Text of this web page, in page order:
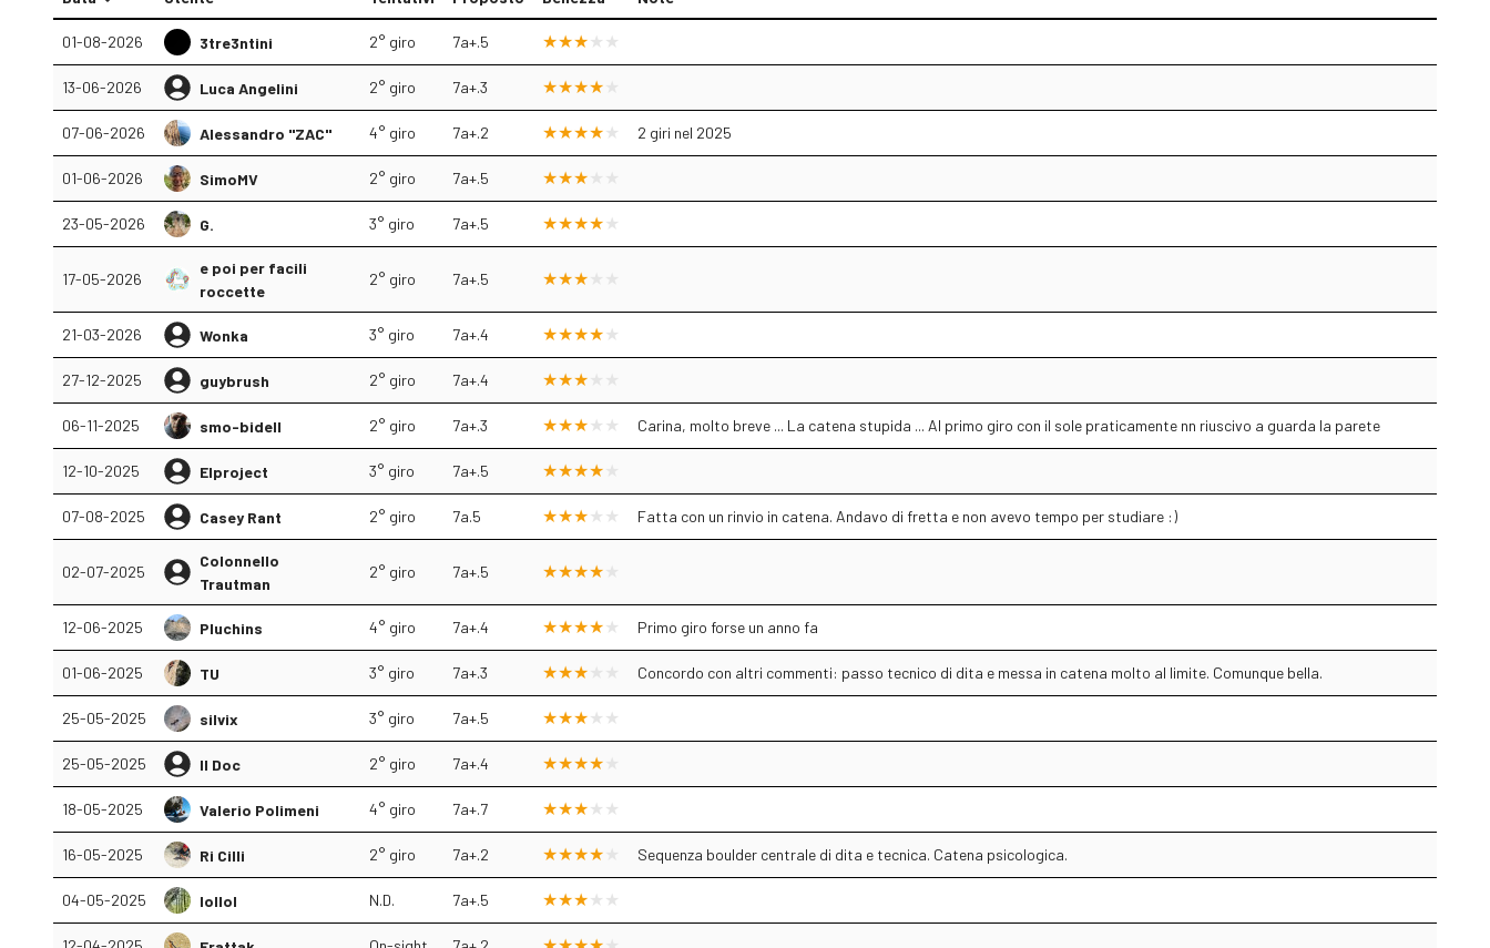
01-08-2026 3tre3ntini 2° giro 7a+.5
13-06-2026 Luca Angelini 2° giro 7a+.3
07-06-2026 Alessandro "ZAC" 4° giro 7a+.2 2 giri nel 2025
01-06-2026 SimoMV 2° giro 7a+.5
23-05-2026 G. 3° giro 7a+.5
17-05-2026
e poi per facili
roccette
2° giro 7a+.5
21-03-2026 Wonka 3° giro 7a+.4
27-12-2025 guybrush 2° giro 7a+.4
06-11-2025 smo-bidell 2° giro 7a+.3 Carina, molto breve ... La catena stupida ... Al primo giro con il sole praticamente nn riuscivo a guarda la parete
12-10-2025 Elproject 3° giro 7a+.5
07-08-2025 Casey Rant 2° giro 7a.5 Fatta con un rinvio in catena. Andavo di fretta e non avevo tempo per studiare :)
02-07-2025
Colonnello
Trautman
2° giro 7a+.5
12-06-2025 Pluchins 4° giro 7a+.4 Primo giro forse un anno fa
01-06-2025 TU 3° giro 7a+.3 Concordo con altri commenti: passo tecnico di dita e messa in catena molto al limite. Comunque bella.
25-05-2025 silvix 3° giro 7a+.5
25-05-2025 Il Doc 2° giro 7a+.4
18-05-2025 Valerio Polimeni 4° giro 7a+.7
16-05-2025 Ri Cilli 2° giro 7a+.2 Sequenza boulder centrale di dita e tecnica. Catena psicologica.
04-05-2025 lollol N.D. 7a+.5